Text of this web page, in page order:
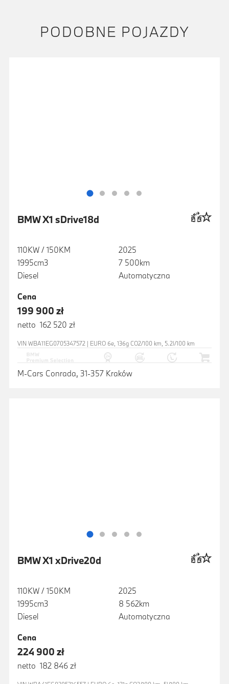
PODOBNE POJAZDY
BMW X1 sDrive18d
110KW / 150KM
1995cm3
Diesel
2025
7 500km
Automatyczna
Cena
199 900 zł
netto 162 520 zł
VIN WBA11EG0705347572 | EURO 6e, 136g CO2/100 km, 5.2l/100 km
M-Cars Conrada, 31-357 Kraków
BMW X1 xDrive20d
110KW / 150KM
1995cm3
Diesel
2025
8 562km
Automatyczna
Cena
224 900 zł
netto 182 846 zł